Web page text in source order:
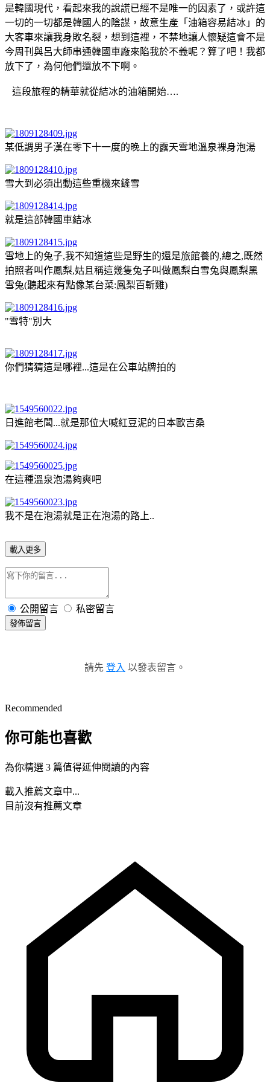
是韓國現代，看起來我的說謊已經不是唯一的因素了，或許這
一切的一切都是韓國人的陰謀，故意生產「油箱容易結冰」的
大客車來讓我身敗名裂，想到這裡，不禁地讓人懷疑這會不是
今周刊與呂大師串通韓國車廠來陷我於不義呢？算了吧！我都
放下了，為何他們還放不下啊。
這段旅程的精華就從結冰的油箱開始….
某低調男子漢在零下十一度的晚上的露天雪地溫泉裸身泡湯
雪大到必須出動這些重機來鏟雪
就是這部韓國車結冰
雪地上的兔子,我不知道這些是野生的還是旅館養的,總之,既然
拍照者叫作鳳梨,姑且稱這幾隻兔子叫做鳳梨白雪兔與鳳梨黑
雪兔(聽起來有點像某台菜:鳳梨百斬雞)
"雪特"別大
你們猜猜這是哪裡...這是在公車站牌拍的
日進館老闆...就是那位大喊紅豆泥的日本歐吉桑
在這種溫泉泡湯夠爽吧
我不是在泡湯就是正在泡湯的路上..
載入更多
公開留言 私密留言
發佈留言
請先 登入 以發表留言。
Recommended
你可能也喜歡
為你精選 3 篇值得延伸閱讀的內容
載入推薦文章中...
目前沒有推薦文章